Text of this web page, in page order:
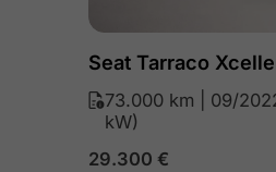
Seat Tarraco
73.000 km | 09/
kW)
29.300 €